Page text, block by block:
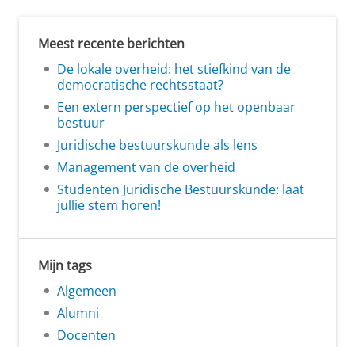
Meest recente berichten
De lokale overheid: het stiefkind van de
democratische rechtsstaat?
Een extern perspectief op het openbaar
bestuur
Juridische bestuurskunde als lens
Management van de overheid
Studenten Juridische Bestuurskunde: laat
jullie stem horen!
Mijn tags
Algemeen
Alumni
Docenten